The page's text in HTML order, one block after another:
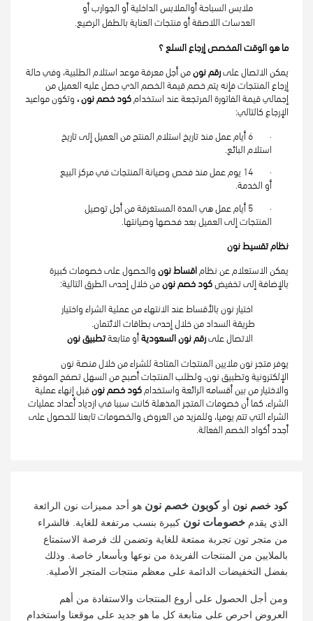
العدسات اللاصقة أو منتجات العناية بالطفل الرضيع.
ما هو الوقت المخصص إرجاع السلع ؟
يمكن الاتصال على رقم نون
إجمالي قيمة الفاتورة المرتجعة عند استخدام كود خصم نون ،
الإرجاع كالتالي:
استلام البائع.
أو الخدمة.
المنتجات إلى العميل بعد فحصها وصيانتها.
نظام تقسيط نون
يمكن الاستعلام عن نظام اقساط نون
بالإضافة إلى تخفيض كود خصم نون من خلال إحدى الطرق التالية:
طريقة السداد من خلال إحدى بطاقات الائتمان.
الاتصال على رقم نون السعودية أو متابعة تطبيق نون
والاختيار من بين أقسامه الرائعة واستخدام كود خصم نون
الشراء،
أجدد أكواد الخصم الفعالة.
كود خصم نون أو كوبون خصم نون هو أحد مميزات نون الرائعة
الذي يقدم خصومات نون كبيرة بنسب مرتفعة للغاية. فالشراء
من متجر تون تجربة ممتعة للغاية وتضمن لك فرصة الاستمتاع
بالملايين من المنتجات الفريدة من نوعها وبأسعار خاصة. وذلك
بفضل التخفيضات الدائمة على معظم منتجات المتجر الأصلية.
ومن أجل الحصول على أروع المنتجات والاستفادة من أهم
العروض احرص على متابعة كل ما هو جديد على موقعنا واستخدام